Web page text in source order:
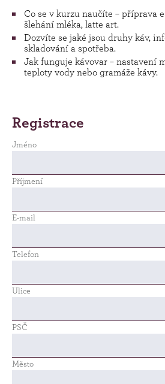
Co se v kurzu naučíte – příprava
šlehání mléka, latte art.
Dozvíte se jaké jsou druhy káv,
skladování a spotřeba.
Jak funguje kávovar – nastavení
teploty vody nebo gramáže kávy.
Registrace
Jméno
Příjmení
E-mail
Telefon
Ulice
PSČ
Město